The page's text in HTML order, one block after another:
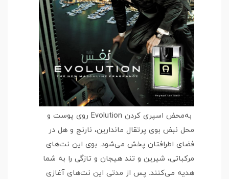
به‌محض اسپری کردن Evolution روی پوست و
محل نبض بوی پرتقال ماندارین، نارنج و هل در
فضای اطرافتان پخش می‌شود. بوی این نت‌های
مرکباتی، شیرین و تند هیجان و تازگی را به شما
هدیه می‌کنند. پس از مدتی این نت‌های آغازی